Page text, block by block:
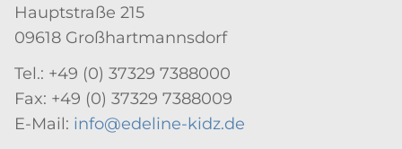
Hauptstraße 215
09618 Großhartmannsdorf
Tel.: +49 (0) 37329 7388000
Fax: +49 (0) 37329 7388009
E-Mail: info@edeline-kidz.de